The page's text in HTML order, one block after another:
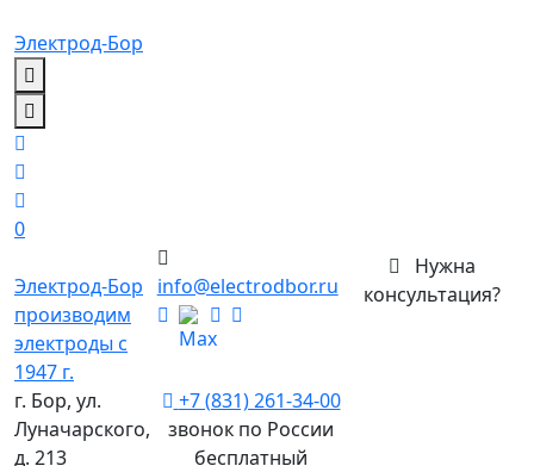
Электрод-Бор
0
Электрод-Бор
производим
электроды с
1947 г.
г. Бор, ул.
Луначарского,
д. 213
info@electrodbor.ru
+7 (831) 261-34-00
звонок по России
бесплатный
консультация?